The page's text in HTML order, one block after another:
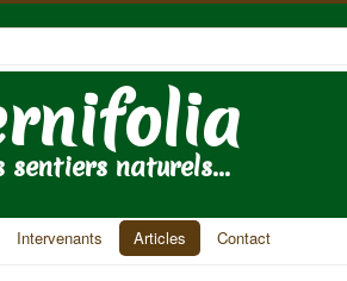
sentiers naturels...
Intervenants Articles Contact